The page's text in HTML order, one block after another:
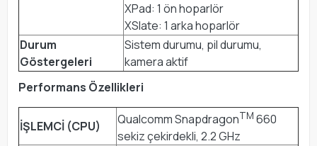
XPad: 1 ön hoparlör
XSlate: 1 arka hoparlör
Durum
Göstergeleri
Sistem durumu, pil durumu,
kamera aktif
Performans Özellikleri
İŞLEMCİ (CPU) Qualcomm SnapdragonTM 660
sekiz çekirdekli, 2.2 GHz